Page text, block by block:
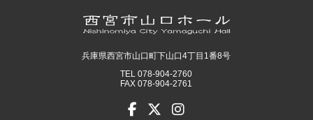
兵庫県西宮市山口町下山口4丁目1番8号
TEL 078-904-2760
FAX 078-904-2761